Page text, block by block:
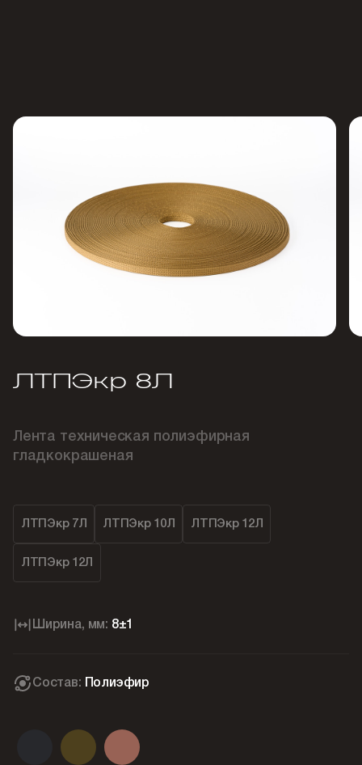
ЛТПЭкр 8Л
Лента техническая полиэфирная
гладкокрашеная
ЛТПЭкр 7Л ЛТПЭкр 10Л ЛТПЭкр 12Л
ЛТПЭкр 12Л
Ширина, мм: 8±1
Состав: Полиэфир